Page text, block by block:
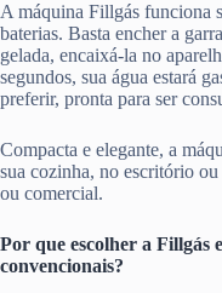
A máquina Fillgás funciona
baterias. Basta encher a
gelada, encaixá-la no
segundos, sua água estará
preferir, pronta para ser
Compacta e elegante, a
sua cozinha, no escritório
ou comercial.
Por que escolher a Fillgás
convencionais?